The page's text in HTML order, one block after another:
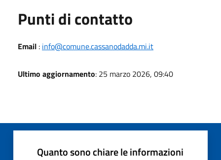
Punti di contatto
Email : info@comune.cassanodadda.mi.it
Ultimo aggiornamento: 25 marzo 2026, 09:40
Quanto sono chiare le informazioni